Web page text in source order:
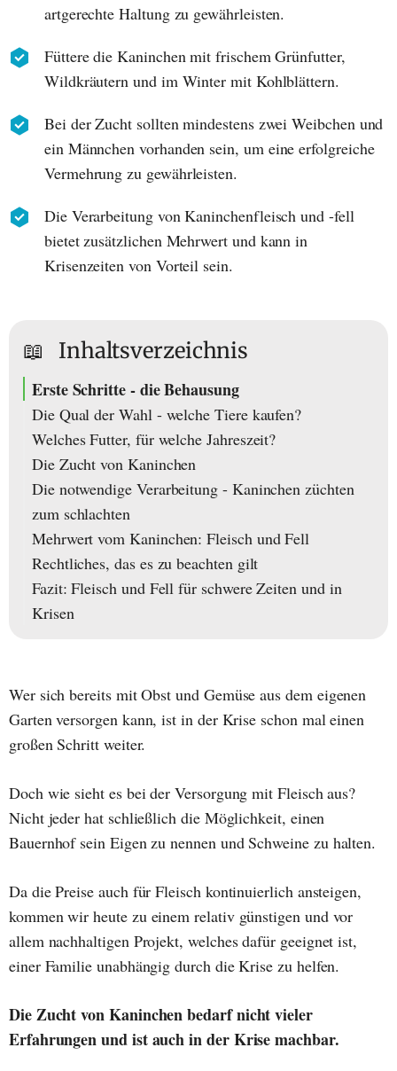
artgerechte Haltung zu gewährleisten.
Füttere die Kaninchen mit frischem Grünfutter,
Wildkräutern und im Winter mit Kohlblättern.
Bei der Zucht sollten mindestens zwei Weibchen und
ein Männchen vorhanden sein, um eine erfolgreiche
Vermehrung zu gewährleisten.
Die Verarbeitung von Kaninchenfleisch und -fell
bietet zusätzlichen Mehrwert und kann in
Krisenzeiten von Vorteil sein.
📖 Inhaltsverzeichnis
Erste Schritte - die Behausung
Die Qual der Wahl - welche Tiere kaufen?
Welches Futter, für welche Jahreszeit?
Die Zucht von Kaninchen
Die notwendige Verarbeitung - Kaninchen züchten
zum schlachten
Mehrwert vom Kaninchen: Fleisch und Fell
Rechtliches, das es zu beachten gilt
Fazit: Fleisch und Fell für schwere Zeiten und in
Krisen
Wer sich bereits mit Obst und Gemüse aus dem eigenen
Garten versorgen kann, ist in der Krise schon mal einen
großen Schritt weiter.
Doch wie sieht es bei der Versorgung mit Fleisch aus?
Nicht jeder hat schließlich die Möglichkeit, einen
Bauernhof sein Eigen zu nennen und Schweine zu halten.
Da die Preise auch für Fleisch kontinuierlich ansteigen,
kommen wir heute zu einem relativ günstigen und vor
allem nachhaltigen Projekt, welches dafür geeignet ist,
einer Familie unabhängig durch die Krise zu helfen.
Die Zucht von Kaninchen bedarf nicht vieler
Erfahrungen und ist auch in der Krise machbar.